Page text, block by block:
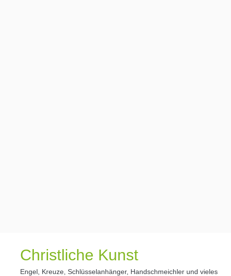
Christliche Kunst
Engel, Kreuze, Schlüsselanhänger, Handschmeichler und vieles